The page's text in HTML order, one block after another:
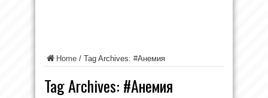
Home / Tag Archives: #Анемия
Tag Archives: #Анемия